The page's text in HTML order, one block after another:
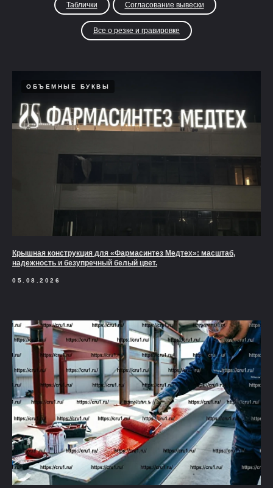
Таблички Согласование вывески
Все о резке и гравировке
ОБЪЕМНЫЕ БУКВЫ
Крышная конструкция для «Фармасинтез Медтех»: масштаб,
надежность и безупречный белый цвет.
05.08.2026